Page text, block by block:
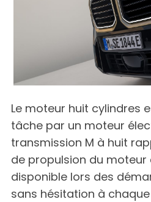
Le moteur huit cylindres
tâche par un moteur
transmission M à huit
de propulsion du
disponible lors des
sans hésitation à